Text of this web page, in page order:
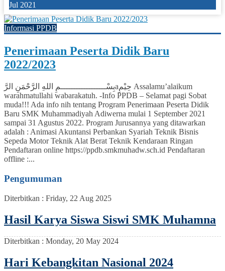
Jul 2021
Informasi PPDB
Penerimaan Peserta Didik Baru
2022/2023
بِسْــــــــــــــــــمِ اللهِ الرَّحْمَنِ الرَّaحِيْمِ Assalamu’alaikum
warahmatullahi wabarakatuh. -Info PPDB – Selamat pagi Sobat
muda!!! Ada info nih tentang Program Penerimaan Peserta Didik
Baru SMK Muhammadiyah Adiwerna mulai 1 September 2021
sampai 31 Agustus 2022. Program Jurusannya yang ditawarkan
adalah : Animasi Akuntansi Perbankan Syariah Teknik Bisnis
Sepeda Motor Teknik Alat Berat Teknik Kendaraan Ringan
Pendaftaran online https://ppdb.smkmuhadw.sch.id Pendaftaran
offline :...
Pengumuman
Diterbitkan : Friday, 22 Aug 2025
Hasil Karya Siswa Siswi SMK Muhamna
Diterbitkan : Monday, 20 May 2024
Hari Kebangkitan Nasional 2024